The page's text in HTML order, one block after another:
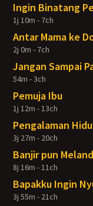
Ingin Binatang
1j 10m - 7ch
Antar Mama ke
2j 0m - 7ch
Jangan Sampai
54m - 3ch
Pemuja Ibu
1j 12m - 13ch
Pengalaman
3j 27m - 20ch
Banjir pun
8j 16m - 11ch
Bapakku Ingin
3j 55m - 21ch